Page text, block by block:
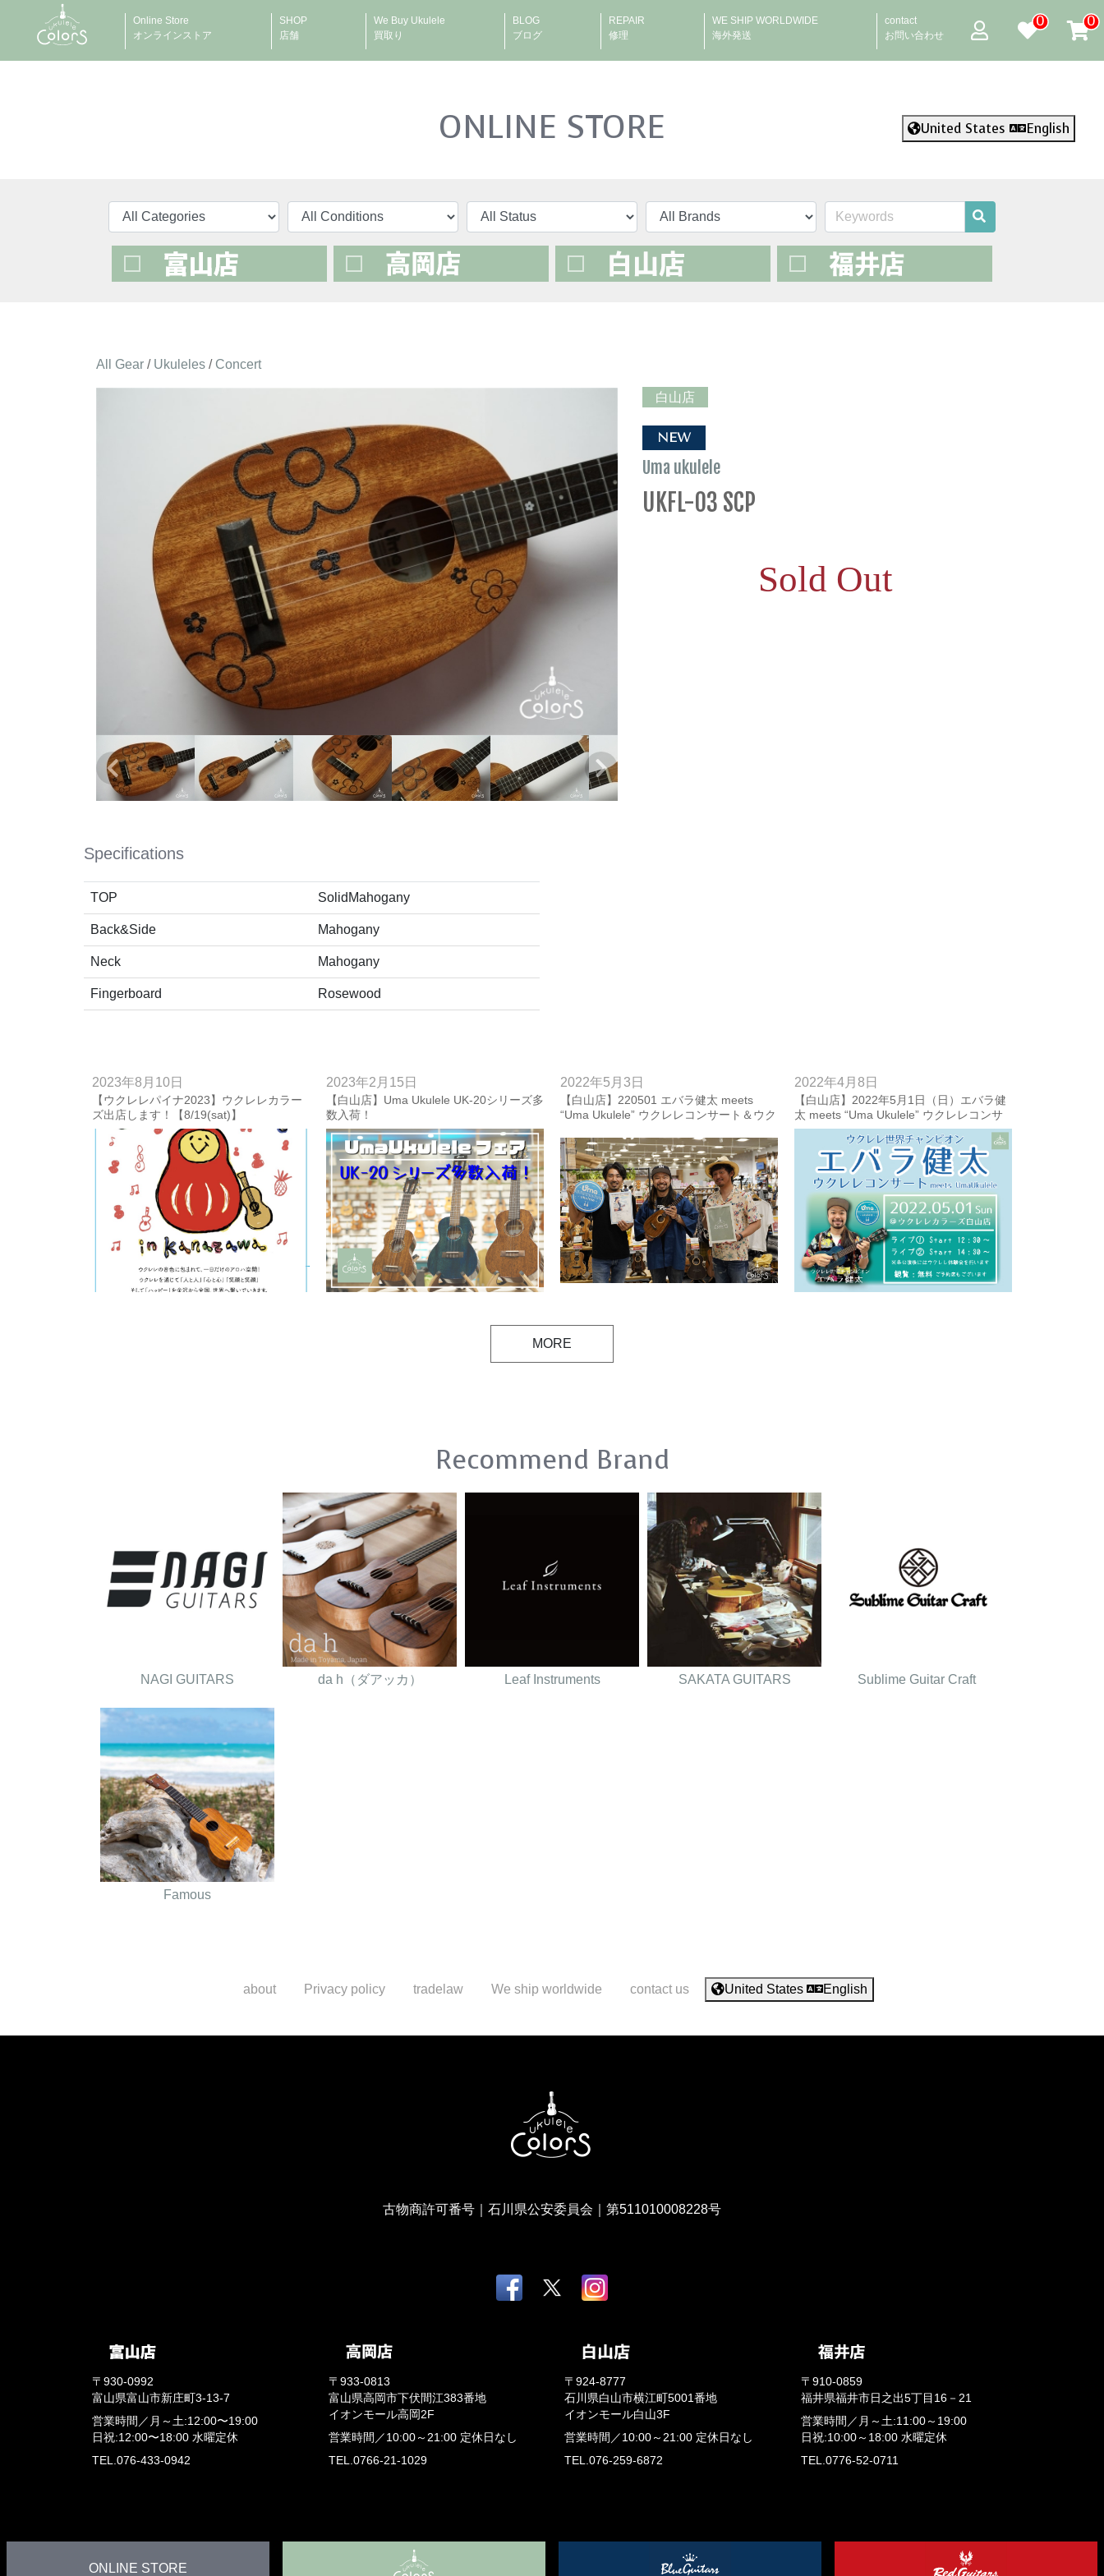
Online Store
オンラインストア
SHOP
店舗
We Buy Ukulele
買取り
BLOG
ブログ
REPAIR
修理
WE SHIP WORLDWIDE
海外発送
contact
お問い合わせ
0 0
ONLINE STORE United States English
All Gear / Ukuleles / Concert
白山店
NEW
Uma ukulele
UKFL-03 SCP
Sold Out
Specifications
TOP SolidMahogany
Back&Side Mahogany
Neck Mahogany
Fingerboard Rosewood
2023年8月10日
【ウクレレパイナ2023】ウクレレカラー
ズ出店します！【8/19(sat)】
2023年2月15日
【白山店】Uma Ukulele UK-20シリーズ多
数入荷！
2022年5月3日
【白山店】220501 エバラ健太 meets
“Uma Ukulele” ウクレレコンサート＆ウク
ト動画】
2022年4月8日
【白山店】2022年5月1日（日）エバラ健
太 meets “Uma Ukulele” ウクレレコンサ
ート＆ウクレレ体験会
MORE
Recommend Brand
NAGI GUITARS da h（ダアッカ） Leaf Instruments SAKATA GUITARS Sublime Guitar Craft
Famous
about Privacy policy tradelaw We ship worldwide contact us United States English
古物商許可番号｜石川県公安委員会｜第511010008228号
〒930-0992
富山県富山市新庄町3-13-7
営業時間／ 月～土:12:00〜19:00
日祝:12:00〜18:00 水曜定休
TEL.076-433-0942
〒933-0813
富山県高岡市下伏間江383番地
イオンモール高岡2F
営業時間／ 10:00～21:00 定休日なし
TEL.0766-21-1029
〒924-8777
石川県白山市横江町5001番地
イオンモール白山3F
営業時間／ 10:00～21:00 定休日なし
TEL.076-259-6872
〒910-0859
福井県福井市日之出5丁目16－21
営業時間／ 月～土:11:00～19:00
日祝:10:00～18:00 水曜定休
TEL.0776-52-0711
ONLINE STORE